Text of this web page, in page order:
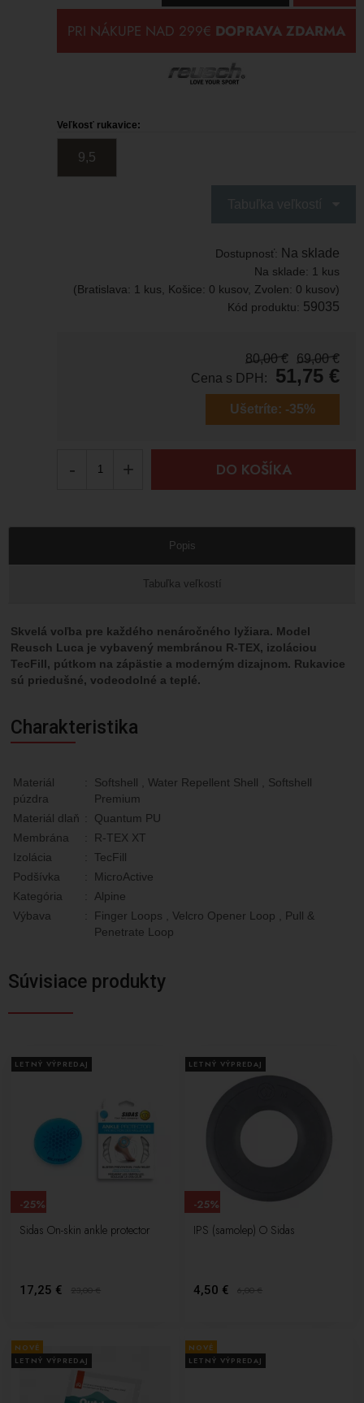
Veľkosť rukavice:
9,5
Dostupnosť: Na sklade
Na sklade: 1 kus
(Bratislava: 1 kus, Košice: 0 kusov, Zvolen: 0 kusov)
Kód produktu: 59035
80,00 € 69,00 €
Cena s DPH:
51,75 €
Ušetríte: -35%
- + DO KOŠÍKA
Popis
Tabuľka veľkostí
Skvelá voľba pre každého nenáročného lyžiara. Model
Reusch Luca je vybavený membránou R-TEX, izoláciou
TecFill, pútkom na zápästie a moderným dizajnom. Rukavice
sú priedušné, vodeodolné a teplé.
Charakteristika
Materiál
púzdra
:
Softshell , Water Repellent Shell , Softshell
Premium
Materiál dlaň :
Quantum PU
Membrána
:
R-TEX XT
Izolácia
:
TecFill
Podšívka
:
MicroActive
Kategória
:
Alpine
Výbava
:
Finger Loops , Velcro Opener Loop , Pull &
Penetrate Loop
Súvisiace produkty
LETNÝ VÝPREDAJ
Sidas On-skin ankle protector
17,25 € 23,00€
-25%
LETNÝ VÝPREDAJ
IPS (samolep) O Sidas
4,50 € 6,00€
-25%
NOVÉ
LETNÝ VÝPREDAJ
NOVÉ
LETNÝ VÝPREDAJ